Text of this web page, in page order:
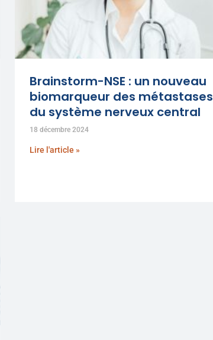
Brainstorm-NSE : un nouveau
biomarqueur des métastases
du système nerveux central
18 décembre 2024
Lire l'article »